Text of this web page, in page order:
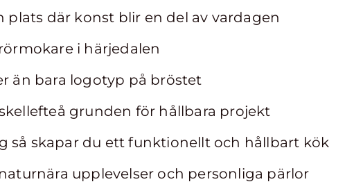
plats där konst blir en del av vardagen
i härjedalen
än bara logotyp på bröstet
grunden för hållbara projekt
så skapar du ett funktionellt och hållbart kök
upplevelser och personliga pärlor